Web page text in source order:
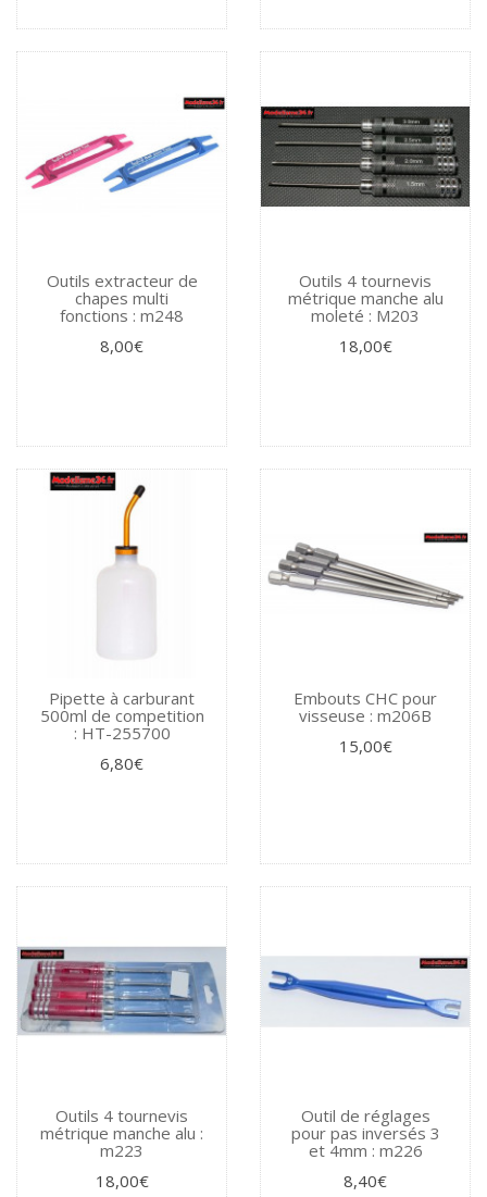
Outils extracteur de
chapes multi
fonctions : m248
8,00€
Outils 4 tournevis
métrique manche alu
moleté : M203
18,00€
Pipette à carburant
500ml de competition
: HT-255700
6,80€
Embouts CHC pour
visseuse : m206B
15,00€
Outils 4 tournevis
métrique manche alu :
m223
18,00€
Outil de réglages
pour pas inversés 3
et 4mm : m226
8,40€